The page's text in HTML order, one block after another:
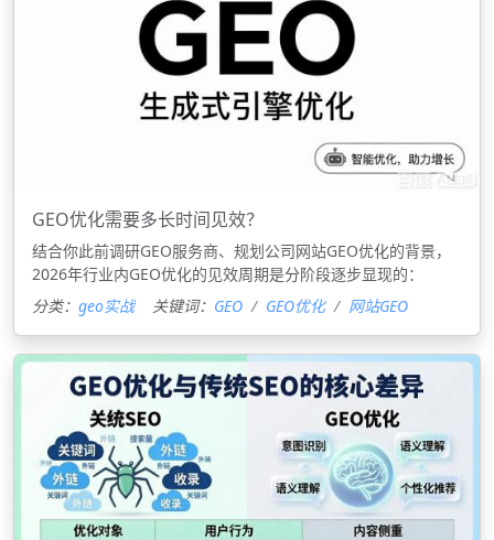
GEO优化需要多长时间见效？
结合你此前调研GEO服务商、规划公司网站GEO优化的背景，
2026年行业内GEO优化的见效周期是分阶段逐步显现的：
分类： geo实战 关键词： GEO GEO优化 网站GEO